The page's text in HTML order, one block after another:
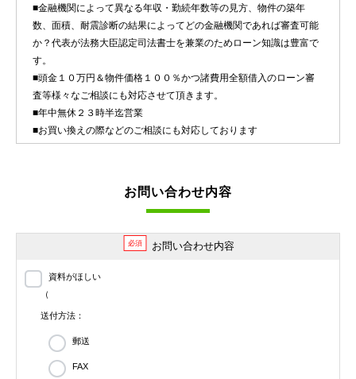
■金融機関によって異なる年収・勤続年数等の見方、物件の築年
数、面積、耐震診断の結果によってどの金融機関であれば審査可能
か？代表が法務大臣認定司法書士を兼業のためローン知識は豊富で
す。
■頭金１０万円＆物件価格１００％かつ諸費用全額借入のローン審
査等様々なご相談にも対応させて頂きます。
■年中無休２３時半迄営業
■お買い換えの際などのご相談にも対応しております
お問い合わせ内容
必須 お問い合わせ内容
資料がほしい
（
送付方法：
郵送
FAX